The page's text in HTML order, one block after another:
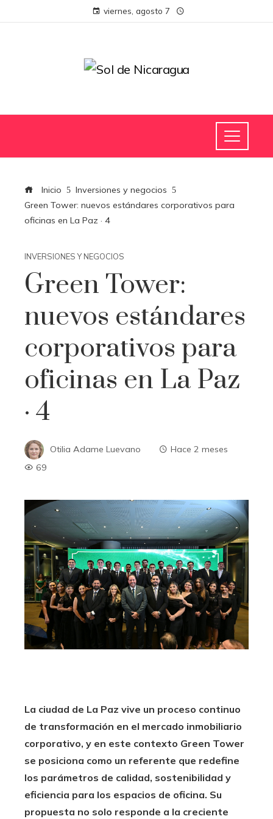
viernes, agosto 7
Inicio
Inversiones y negocios
Green Tower: nuevos estándares corporativos para
oficinas en La Paz · 4
INVERSIONES Y NEGOCIOS
Green Tower:
nuevos estándares
corporativos para
oficinas en La Paz
· 4
Otilia Adame Luevano
Hace 2 meses
69
La ciudad de La Paz vive un proceso continuo
de transformación en el mercado inmobiliario
corporativo, y en este contexto Green Tower
se posiciona como un referente que redefine
los parámetros de calidad, sostenibilidad y
eficiencia para los espacios de oficina. Su
propuesta no solo responde a la creciente